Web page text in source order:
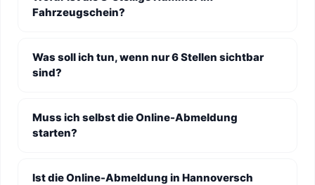
Fahrzeugschein?
Was soll ich tun, wenn nur 6 Stellen sichtbar
sind?
Muss ich selbst die Online-Abmeldung
starten?
Ist die Online-Abmeldung in Hannoversch